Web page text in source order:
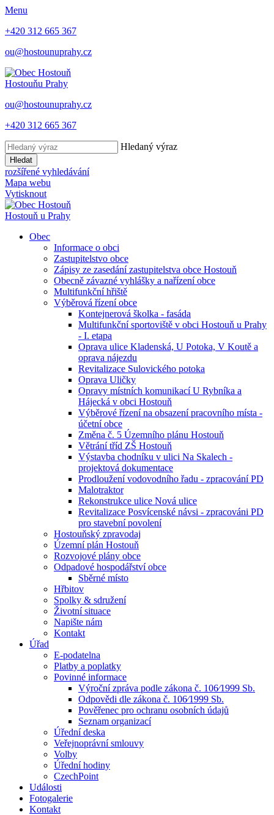
Menu
+420 312 665 367
ou@hostounuprahy.cz
Hostouňu Prahy
ou@hostounuprahy.cz
+420 312 665 367
Hledaný výraz
Hledat
rozšířené vyhledávání
Mapa webu
Vytisknout
Hostouň u Prahy
Obec
Informace o obci
Zastupitelstvo obce
Zápisy ze zasedání zastupitelstva obce Hostouň
Obecně závazné vyhlášky a nařízení obce
Multifunkční hřiště
Výběrová řízení obce
Kontejnerová školka - fasáda
Multifunkční sportoviště v obci Hostouň u Prahy
- I. etapa
Oprava ulice Kladenská, U Potoka, V Koutě a
oprava nájezdu
Revitalizace Sulovického potoka
Oprava Uličky
Opravy místních komunikací U Rybníka a
Hájecká v obci Hostouň
Výběrové řízení na obsazení pracovního místa -
účetní obce
Změna č. 5 Územního plánu Hostouň
Větrání tříd ZŠ Hostouň
Výstavba chodníku v ulici Na Skalech -
projektová dokumentace
Prodloužení vodovodního řadu - zpracování PD
Malotraktor
Rekonstrukce ulice Nová ulice
Revitalizace Posvícenské návsi - zpracováni PD
pro stavební povolení
Hostouňský zpravodaj
Územní plán Hostouň
Rozvojové plány obce
Odpadové hospodářství obce
Sběrné místo
Hřbitov
Spolky & sdružení
Životní situace
Napište nám
Kontakt
Úřad
E-podatelna
Platby a poplatky
Povinné informace
Výroční zpráva podle zákona č. 106⁄1999 Sb.
Odpovědi dle zákona č. 106⁄1999 Sb.
Pověřenec pro ochranu osobních údajů
Seznam organizací
Úřední deska
Veřejnoprávní smlouvy
Volby
Úřední hodiny
CzechPoint
Události
Fotogalerie
Kontakt